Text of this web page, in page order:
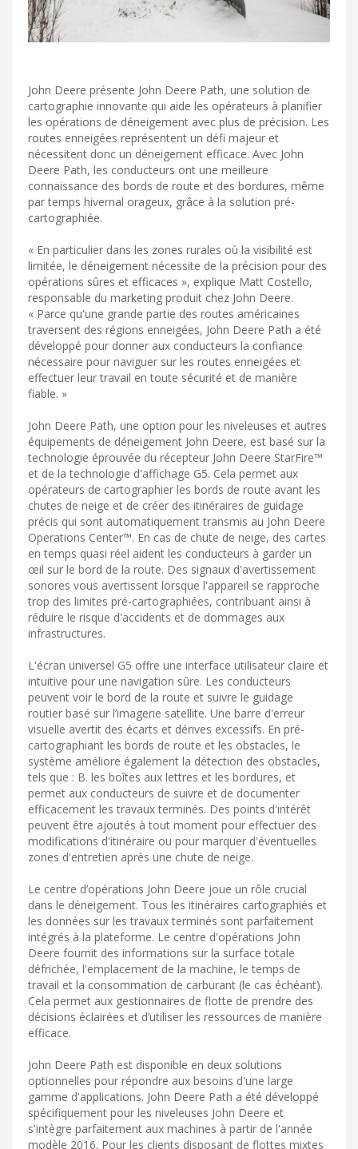
John Deere présente John Deere Path, une solution de
cartographie innovante qui aide les opérateurs à planifier
les opérations de déneigement avec plus de précision. Les
routes enneigées représentent un défi majeur et
nécessitent donc un déneigement efficace. Avec John
Deere Path, les conducteurs ont une meilleure
connaissance des bords de route et des bordures, même
par temps hivernal orageux, grâce à la solution pré-
cartographiée.
« En particulier dans les zones rurales où la visibilité est
limitée, le déneigement nécessite de la précision pour des
opérations sûres et efficaces », explique Matt Costello,
responsable du marketing produit chez John Deere.
« Parce qu'une grande partie des routes américaines
traversent des régions enneigées, John Deere Path a été
développé pour donner aux conducteurs la confiance
nécessaire pour naviguer sur les routes enneigées et
effectuer leur travail en toute sécurité et de manière
fiable. »
John Deere Path, une option pour les niveleuses et autres
équipements de déneigement John Deere, est basé sur la
technologie éprouvée du récepteur John Deere StarFire™
et de la technologie d'affichage G5. Cela permet aux
opérateurs de cartographier les bords de route avant les
chutes de neige et de créer des itinéraires de guidage
précis qui sont automatiquement transmis au John Deere
Operations Center™. En cas de chute de neige, des cartes
en temps quasi réel aident les conducteurs à garder un
œil sur le bord de la route. Des signaux d'avertissement
sonores vous avertissent lorsque l'appareil se rapproche
trop des limites pré-cartographiées, contribuant ainsi à
réduire le risque d'accidents et de dommages aux
infrastructures.
L'écran universel G5 offre une interface utilisateur claire et
intuitive pour une navigation sûre. Les conducteurs
peuvent voir le bord de la route et suivre le guidage
routier basé sur l’imagerie satellite. Une barre d'erreur
visuelle avertit des écarts et dérives excessifs. En pré-
cartographiant les bords de route et les obstacles, le
système améliore également la détection des obstacles,
tels que : B. les boîtes aux lettres et les bordures, et
permet aux conducteurs de suivre et de documenter
efficacement les travaux terminés. Des points d'intérêt
peuvent être ajoutés à tout moment pour effectuer des
modifications d'itinéraire ou pour marquer d'éventuelles
zones d'entretien après une chute de neige.
Le centre d’opérations John Deere joue un rôle crucial
dans le déneigement. Tous les itinéraires cartographiés et
les données sur les travaux terminés sont parfaitement
intégrés à la plateforme. Le centre d'opérations John
Deere fournit des informations sur la surface totale
défrichée, l'emplacement de la machine, le temps de
travail et la consommation de carburant (le cas échéant).
Cela permet aux gestionnaires de flotte de prendre des
décisions éclairées et d’utiliser les ressources de manière
efficace.
John Deere Path est disponible en deux solutions
optionnelles pour répondre aux besoins d'une large
gamme d'applications. John Deere Path a été développé
spécifiquement pour les niveleuses John Deere et
s'intègre parfaitement aux machines à partir de l'année
modèle 2016. Pour les clients disposant de flottes mixtes